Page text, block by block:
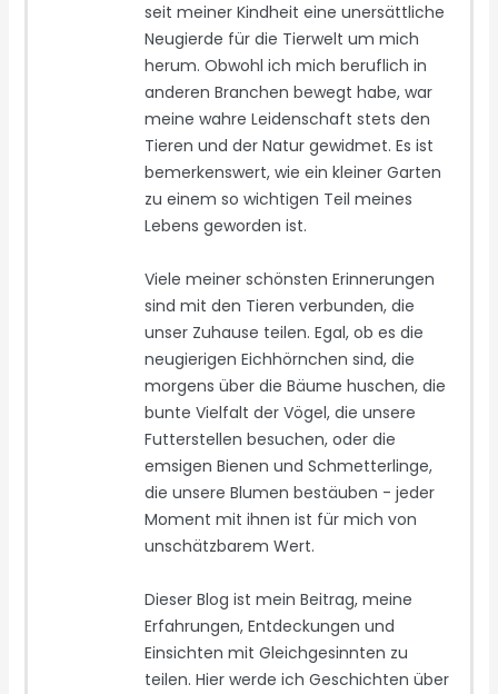
seit meiner Kindheit eine unersättliche
Neugierde für die Tierwelt um mich
herum. Obwohl ich mich beruflich in
anderen Branchen bewegt habe, war
meine wahre Leidenschaft stets den
Tieren und der Natur gewidmet. Es ist
bemerkenswert, wie ein kleiner Garten
zu einem so wichtigen Teil meines
Lebens geworden ist.
Viele meiner schönsten Erinnerungen
sind mit den Tieren verbunden, die
unser Zuhause teilen. Egal, ob es die
neugierigen Eichhörnchen sind, die
morgens über die Bäume huschen, die
bunte Vielfalt der Vögel, die unsere
Futterstellen besuchen, oder die
emsigen Bienen und Schmetterlinge,
die unsere Blumen bestäuben - jeder
Moment mit ihnen ist für mich von
unschätzbarem Wert.
Dieser Blog ist mein Beitrag, meine
Erfahrungen, Entdeckungen und
Einsichten mit Gleichgesinnten zu
teilen. Hier werde ich Geschichten über